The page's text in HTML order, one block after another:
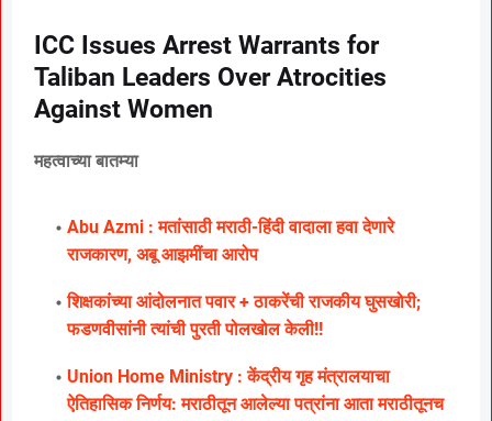
ICC Issues Arrest Warrants for
Taliban Leaders Over Atrocities
Against Women
महत्वाच्या बातम्या
Abu Azmi : मतांसाठी मराठी-हिंदी वादाला हवा देणारे
राजकारण, अबू आझमींचा आरोप
शिक्षकांच्या आंदोलनात पवार + ठाकरेंची राजकीय घुसखोरी;
फडणवीसांनी त्यांची पुरती पोलखोल केली!!
Union Home Ministry : केंद्रीय गृह मंत्रालयाचा
ऐतिहासिक निर्णय: मराठीतून आलेल्या पत्रांना आता मराठीतूनच